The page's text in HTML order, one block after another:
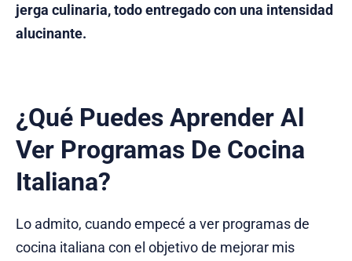
jerga culinaria, todo entregado con una intensidad
alucinante.
¿Qué Puedes Aprender Al
Ver Programas De Cocina
Italiana?
Lo admito, cuando empecé a ver programas de
cocina italiana con el objetivo de mejorar mis